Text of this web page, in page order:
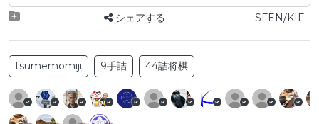
シェアする SFEN/KIF
tsumemomiji 9手詰 44詰将棋